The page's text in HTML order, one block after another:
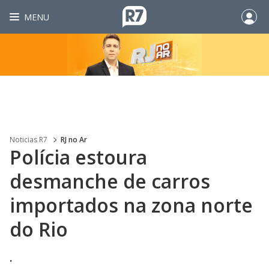
MENU
Noticias R7 RJ no Ar
Polícia estoura
desmanche de carros
importados na zona norte
do Rio
.